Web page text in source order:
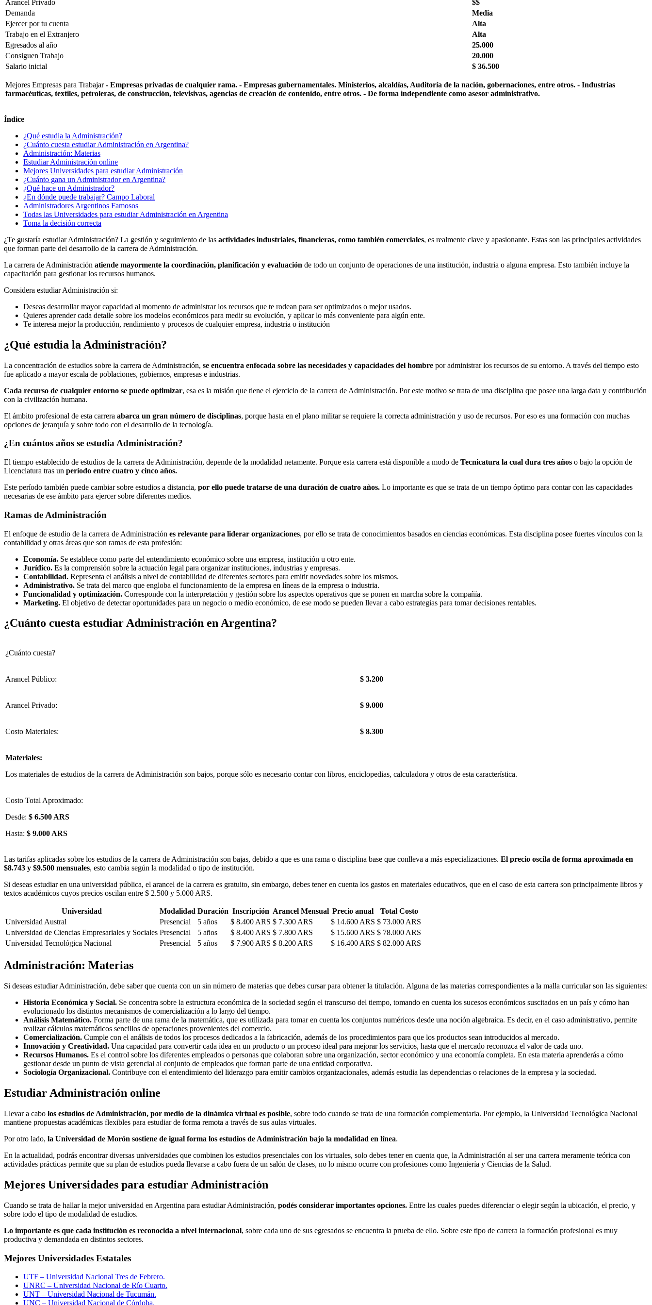
Arancel Privado
$$
Demanda
Media
Ejercer por tu cuenta
Alta
Trabajo en el Extranjero
Alta
Egresados al año
25.000
Consiguen Trabajo
20.000
Salario inicial
$ 36.500
Mejores Empresas para Trabajar - Empresas privadas de cualquier rama. - Empresas gubernamentales. Ministerios, alcaldías, Auditoría de la nación, gobernaciones, entre otros. - Industrias
farmacéuticas, textiles, petroleras, de construcción, televisivas, agencias de creación de contenido, entre otros. - De forma independiente como asesor administrativo.
Índice
¿Qué estudia la Administración?
¿Cuánto cuesta estudiar Administración en Argentina?
Administración: Materias
Estudiar Administración online
Mejores Universidades para estudiar Administración
¿Cuánto gana un Administrador en Argentina?
¿Qué hace un Administrador?
¿En dónde puede trabajar? Campo Laboral
Administradores Argentinos Famosos
Todas las Universidades para estudiar Administración en Argentina
Toma la decisión correcta
¿Te gustaría estudiar Administración? La gestión y seguimiento de las actividades industriales, financieras, como también comerciales, es realmente clave y apasionante. Estas son las principales actividades
que forman parte del desarrollo de la carrera de Administración.
La carrera de Administración atiende mayormente la coordinación, planificación y evaluación de todo un conjunto de operaciones de una institución, industria o alguna empresa. Esto también incluye la
capacitación para gestionar los recursos humanos.
Considera estudiar Administración si:
Deseas desarrollar mayor capacidad al momento de administrar los recursos que te rodean para ser optimizados o mejor usados.
Quieres aprender cada detalle sobre los modelos económicos para medir su evolución, y aplicar lo más conveniente para algún ente.
Te interesa mejor la producción, rendimiento y procesos de cualquier empresa, industria o institución
¿Qué estudia la Administración?
La concentración de estudios sobre la carrera de Administración, se encuentra enfocada sobre las necesidades y capacidades del hombre por administrar los recursos de su entorno. A través del tiempo esto
fue aplicado a mayor escala de poblaciones, gobiernos, empresas e industrias.
Cada recurso de cualquier entorno se puede optimizar, esa es la misión que tiene el ejercicio de la carrera de Administración. Por este motivo se trata de una disciplina que posee una larga data y contribución
con la civilización humana.
El ámbito profesional de esta carrera abarca un gran número de disciplinas, porque hasta en el plano militar se requiere la correcta administración y uso de recursos. Por eso es una formación con muchas
opciones de jerarquía y sobre todo con el desarrollo de la tecnología.
¿En cuántos años se estudia Administración?
El tiempo establecido de estudios de la carrera de Administración, depende de la modalidad netamente. Porque esta carrera está disponible a modo de Tecnicatura la cual dura tres años o bajo la opción de
Licenciatura tras un período entre cuatro y cinco años.
Este período también puede cambiar sobre estudios a distancia, por ello puede tratarse de una duración de cuatro años. Lo importante es que se trata de un tiempo óptimo para contar con las capacidades
necesarias de ese ámbito para ejercer sobre diferentes medios.
Ramas de Administración
El enfoque de estudio de la carrera de Administración es relevante para liderar organizaciones, por ello se trata de conocimientos basados en ciencias económicas. Esta disciplina posee fuertes vínculos con la
contabilidad y otras áreas que son ramas de esta profesión:
Economía. Se establece como parte del entendimiento económico sobre una empresa, institución u otro ente.
Jurídico. Es la comprensión sobre la actuación legal para organizar instituciones, industrias y empresas.
Contabilidad. Representa el análisis a nivel de contabilidad de diferentes sectores para emitir novedades sobre los mismos.
Administrativo. Se trata del marco que engloba el funcionamiento de la empresa en líneas de la empresa o industria.
Funcionalidad y optimización. Corresponde con la interpretación y gestión sobre los aspectos operativos que se ponen en marcha sobre la compañía.
Marketing. El objetivo de detectar oportunidades para un negocio o medio económico, de ese modo se pueden llevar a cabo estrategias para tomar decisiones rentables.
¿Cuánto cuesta estudiar Administración en Argentina?
¿Cuánto cuesta?
Arancel Público: $ 3.200
Arancel Privado: $ 9.000
Costo Materiales: $ 8.300
Materiales:
Los materiales de estudios de la carrera de Administración son bajos, porque sólo es necesario contar con libros, enciclopedias, calculadora y otros de esta característica.
Costo Total Aproximado:
Desde: $ 6.500 ARS
Hasta: $ 9.000 ARS
Las tarifas aplicadas sobre los estudios de la carrera de Administración son bajas, debido a que es una rama o disciplina base que conlleva a más especializaciones. El precio oscila de forma aproximada en
$8.743 y $9.500 mensuales, esto cambia según la modalidad o tipo de institución.
Si deseas estudiar en una universidad pública, el arancel de la carrera es gratuito, sin embargo, debes tener en cuenta los gastos en materiales educativos, que en el caso de esta carrera son principalmente libros y
textos académicos cuyos precios oscilan entre $ 2.500 y 5.000 ARS.
Universidad Modalidad Duración Inscripción Arancel Mensual Precio anual
Total Costo
Universidad Austral
Presencial 5 años $ 8.400 ARS $ 7.300 ARS $ 14.600 ARS $ 73.000 ARS
Universidad de Ciencias Empresariales y Sociales Presencial 5 años $ 8.400 ARS $ 7.800 ARS $ 15.600 ARS $ 78.000 ARS
Universidad Tecnológica Nacional
Presencial 5 años $ 7.900 ARS $ 8.200 ARS $ 16.400 ARS $ 82.000 ARS
Administración: Materias
Si deseas estudiar Administración, debe saber que cuenta con un sin número de materias que debes cursar para obtener la titulación. Alguna de las materias correspondientes a la malla curricular son las siguientes:
Historia Económica y Social. Se concentra sobre la estructura económica de la sociedad según el transcurso del tiempo, tomando en cuenta los sucesos económicos suscitados en un país y cómo han
evolucionado los distintos mecanismos de comercialización a lo largo del tiempo.
Análisis Matemático. Forma parte de una rama de la matemática, que es utilizada para tomar en cuenta los conjuntos numéricos desde una noción algebraica. Es decir, en el caso administrativo, permite
realizar cálculos matemáticos sencillos de operaciones provenientes del comercio.
Comercialización. Cumple con el análisis de todos los procesos dedicados a la fabricación, además de los procedimientos para que los productos sean introducidos al mercado.
Innovación y Creatividad. Una capacidad para convertir cada idea en un producto o un proceso ideal para mejorar los servicios, hasta que el mercado reconozca el valor de cada uno.
Recursos Humanos. Es el control sobre los diferentes empleados o personas que colaboran sobre una organización, sector económico y una economía completa. En esta materia aprenderás a cómo
gestionar desde un punto de vista gerencial al conjunto de empleados que forman parte de una entidad corporativa.
Sociología Organizacional. Contribuye con el entendimiento del liderazgo para emitir cambios organizacionales, además estudia las dependencias o relaciones de la empresa y la sociedad.
Estudiar Administración online
Llevar a cabo los estudios de Administración, por medio de la dinámica virtual es posible, sobre todo cuando se trata de una formación complementaria. Por ejemplo, la Universidad Tecnológica Nacional
mantiene propuestas académicas flexibles para estudiar de forma remota a través de sus aulas virtuales.
Por otro lado, la Universidad de Morón sostiene de igual forma los estudios de Administración bajo la modalidad en línea.
En la actualidad, podrás encontrar diversas universidades que combinen los estudios presenciales con los virtuales, solo debes tener en cuenta que, la Administración al ser una carrera meramente teórica con
actividades prácticas permite que su plan de estudios pueda llevarse a cabo fuera de un salón de clases, no lo mismo ocurre con profesiones como Ingeniería y Ciencias de la Salud.
Mejores Universidades para estudiar Administración
Cuando se trata de hallar la mejor universidad en Argentina para estudiar Administración, podés considerar importantes opciones. Entre las cuales puedes diferenciar o elegir según la ubicación, el precio, y
sobre todo el tipo de modalidad de estudios.
Lo importante es que cada institución es reconocida a nivel internacional, sobre cada uno de sus egresados se encuentra la prueba de ello. Sobre este tipo de carrera la formación profesional es muy
productiva y demandada en distintos sectores.
Mejores Universidades Estatales
UTF – Universidad Nacional Tres de Febrero.
UNRC – Universidad Nacional de Río Cuarto.
UNT – Universidad Nacional de Tucumán.
UNC – Universidad Nacional de Córdoba.